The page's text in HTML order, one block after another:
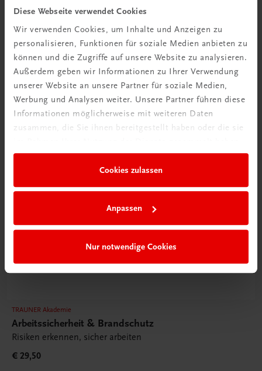
Diese Webseite verwendet Cookies
Wir verwenden Cookies, um Inhalte und Anzeigen zu
personalisieren, Funktionen für soziale Medien anbieten zu
können und die Zugriffe auf unsere Website zu analysieren.
Außerdem geben wir Informationen zu Ihrer Verwendung
unserer Website an unsere Partner für soziale Medien,
Werbung und Analysen weiter. Unsere Partner führen diese
Informationen möglicherweise mit weiteren Daten
zusammen, die Sie ihnen bereitgestellt haben oder die sie
Cookies zulassen
Anpassen
Nur notwendige Cookies
Hygiene Basics
Hygiene leicht gemacht – sicher, sauber, professionell
TRAUNER Akademie
Arbeitssicherheit & Brandschutz
Risiken erkennen, sicher arbeiten
€ 29,50